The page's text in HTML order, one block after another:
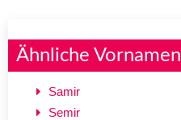
Ähnliche Vornamen
Samir
Semir